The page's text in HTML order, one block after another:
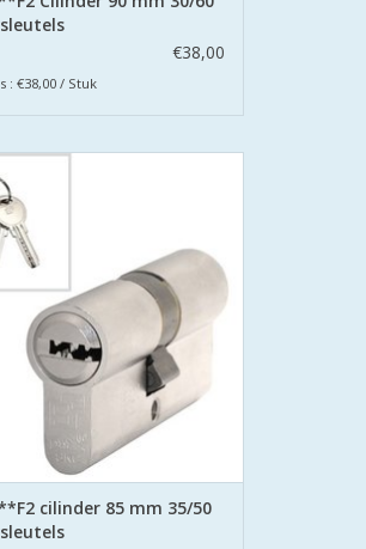
€38,00
: €38,00 / Stuk
S2 veiligheidscilinders zijn SKG
volgens Politie Keurmerk
zijn uitgevoerd met
aan beide zijden.
AAN WINKELWAGEN
cilinder 85 mm 35/50